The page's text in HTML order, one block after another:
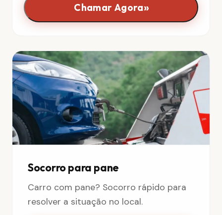
Chamar Agora»
Socorro para pane
Carro com pane? Socorro rápido para
resolver a situação no local.